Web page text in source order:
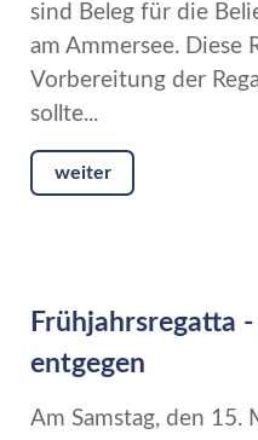
sind Beleg für die
am Ammersee. Diese
Vorbereitung der
sollte...
weiter
Frühjahrsregatta
entgegen
Am Samstag, den 15.